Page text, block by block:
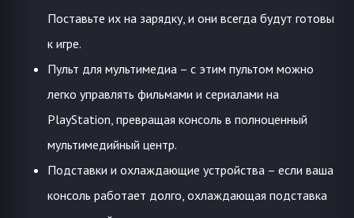
Поставьте их на зарядку, и они всегда будут готовы
к игре.
Пульт для мультимедиа – с этим пультом можно
легко управлять фильмами и сериалами на
PlayStation, превращая консоль в полноценный
мультимедийный центр.
Подставки и охлаждающие устройства – если ваша
консоль работает долго, охлаждающая подставка